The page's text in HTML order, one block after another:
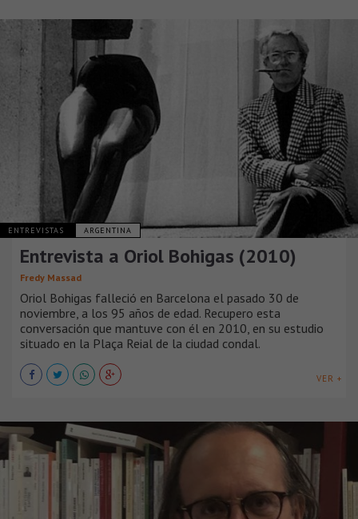
ENTREVISTAS ARGENTINA
Entrevista a Oriol Bohigas (2010)
Fredy Massad
Oriol Bohigas falleció en Barcelona el pasado 30 de
noviembre, a los 95 años de edad. Recupero esta
conversación que mantuve con él en 2010, en su estudio
situado en la Plaça Reial de la ciudad condal.
VER +